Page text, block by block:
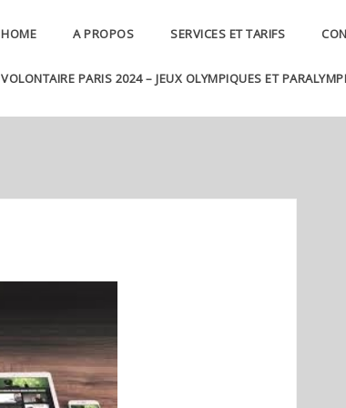
HOME A PROPOS SERVICES ET TARIFS
VOLONTAIRE PARIS 2024 – JEUX OLYMPIQUES ET